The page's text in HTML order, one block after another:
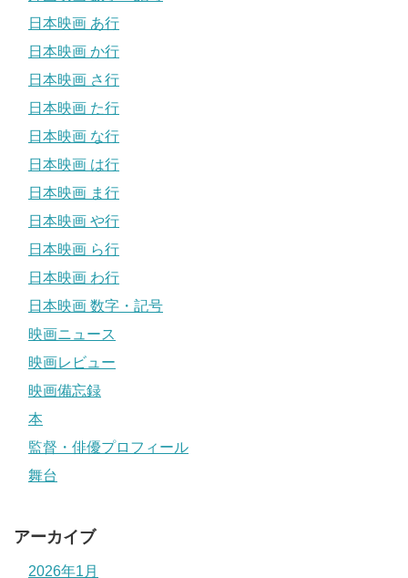
日本映画 あ行
日本映画 か行
日本映画 さ行
日本映画 た行
日本映画 な行
日本映画 は行
日本映画 ま行
日本映画 や行
日本映画 ら行
日本映画 わ行
日本映画 数字・記号
映画ニュース
映画レビュー
映画備忘録
本
監督・俳優プロフィール
舞台
アーカイブ
2026年1月